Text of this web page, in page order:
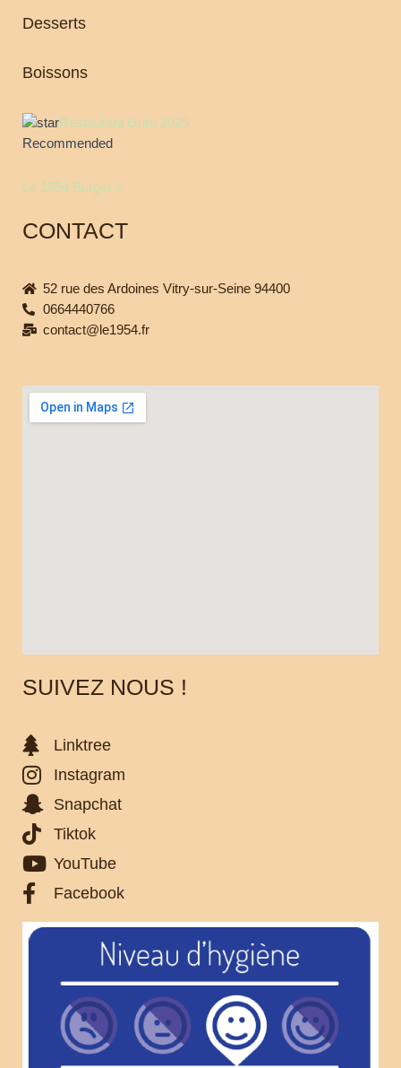
Desserts
Boissons
Restaurant Guru 2025
Recommended
Le 1954 Burger's
CONTACT
52 rue des Ardoines Vitry-sur-Seine 94400
0664440766
contact@le1954.fr
SUIVEZ NOUS !
Linktree
Instagram
Snapchat
Tiktok
YouTube
Facebook